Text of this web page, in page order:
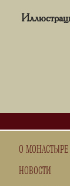
О МОНАСТЫРЕ
НОВОСТИ